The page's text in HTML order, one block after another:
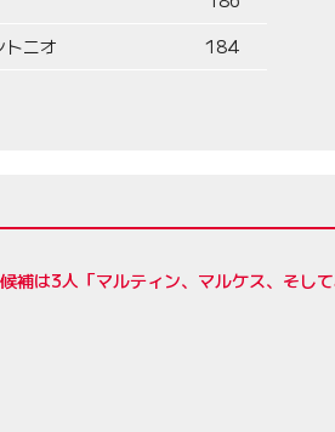
トニオ
184
は3人「マルティン、マルケス、そして